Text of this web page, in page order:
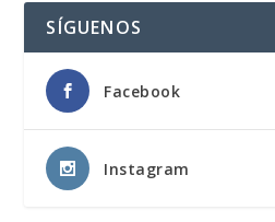
SÍGUENOS
Facebook
Instagram